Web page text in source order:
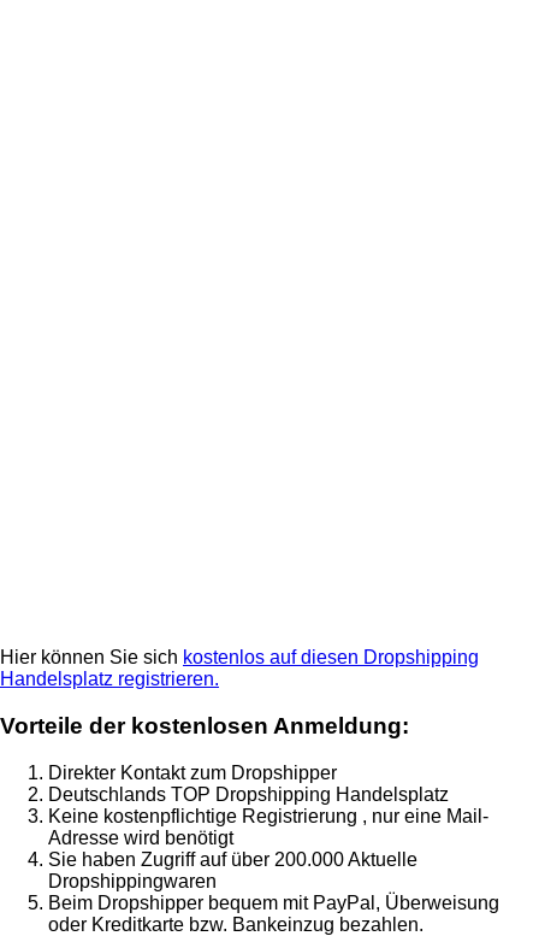
Hier können Sie sich kostenlos auf diesen Dropshipping
Handelsplatz registrieren.
Vorteile der kostenlosen Anmeldung:
Direkter Kontakt zum Dropshipper
Deutschlands TOP Dropshipping Handelsplatz
Keine kostenpflichtige Registrierung , nur eine Mail-
Adresse wird benötigt
Sie haben Zugriff auf über 200.000 Aktuelle
Dropshippingwaren
Beim Dropshipper bequem mit PayPal, Überweisung
oder Kreditkarte bzw. Bankeinzug bezahlen.